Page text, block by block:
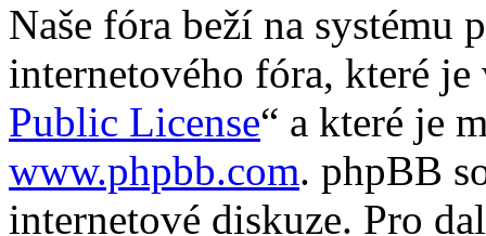
Naše fóra beží na systému
internetového fóra, které
Public License“ a které je
www.phpbb.com. phpBB
internetové diskuze. Pro